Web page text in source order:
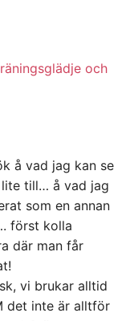
och
å vad jag kan se
till… å vad jag
som en annan
först kolla
där man får
vi brukar alltid
det inte är alltför